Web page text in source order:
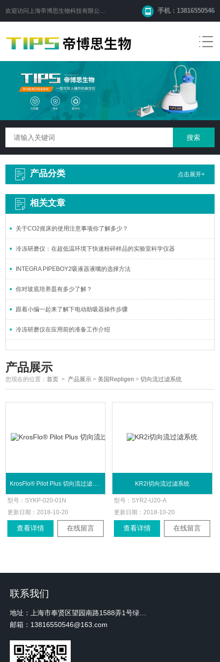
欢迎访问 上海帝博思生物科技有限公司 手机：13816550546
产品分类 点击展开+
相关文章
关于CO2摇床的使用注意事项你了解多少？
冷冻研磨仪：在超低温环境下快速粉碎样品的实验室科学仪器
INTEGRA PIPEBOY2吸液器液嘴的选择方法
你对玻底培养皿有多少了解？
跟着小编一起来了解下电动助吸器操作步骤
冷冻研磨仪在应用前的准备工作介绍
产品展示
您现在的位置：首页 > 产品展示 >美国Repligen >切向流过滤系统
型号： SYKP-020-01N
更新日期： 2018-10-20
查看详情 在线留言
KR2i切向流过滤系统
型号： SYR2-U20-A
更新日期： 2018-10-20
查看详情 在线留言
联系我们
邮箱：13816550546@163.com